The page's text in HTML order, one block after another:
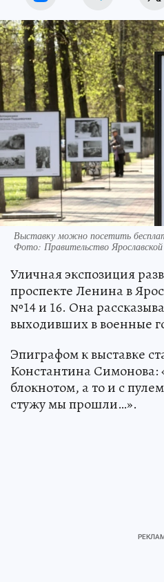
Выставку можно посетить
Фото: Правительство
Уличная экспозиция
проспекте Ленина в
№14 и 16. Она
выходивших в военные
Эпиграфом к выставке
Константина Симонова:
блокнотом, а то и с
стужу мы прошли…».